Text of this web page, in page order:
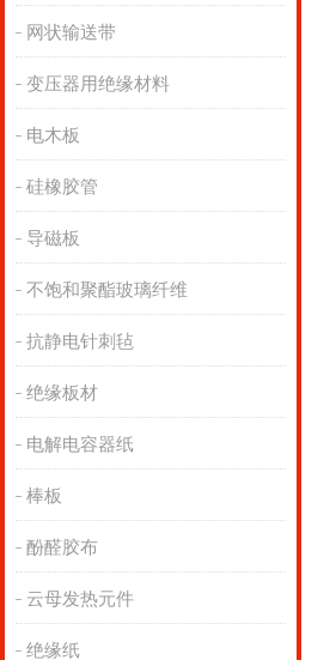
网状输送带
变压器用绝缘材料
电木板
硅橡胶管
导磁板
不饱和聚酯玻璃纤维
抗静电针刺毡
绝缘板材
电解电容器纸
棒板
酚醛胶布
云母发热元件
绝缘纸